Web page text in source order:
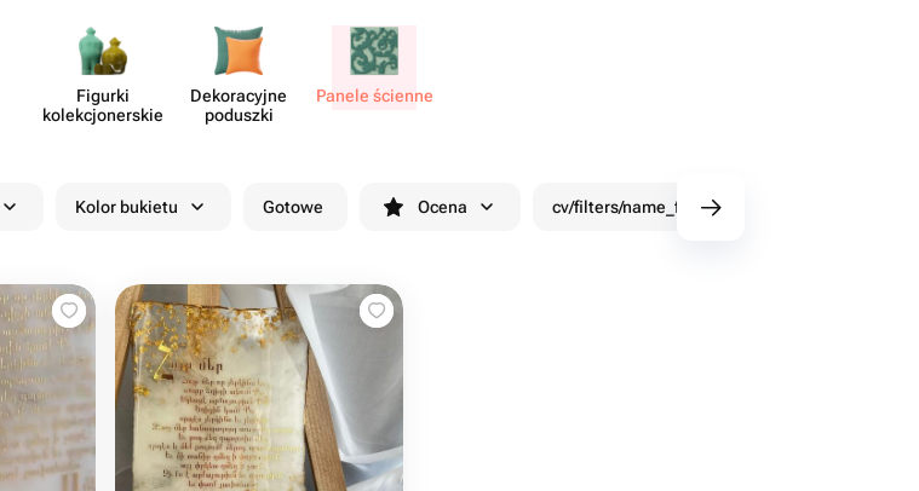
Figurki
kolekcjon​erskie
Dekor​acyjne
poduszki
Panele ścienne
Kolor bukietu Gotowe Ocena cv/filters/name_fast_delivery